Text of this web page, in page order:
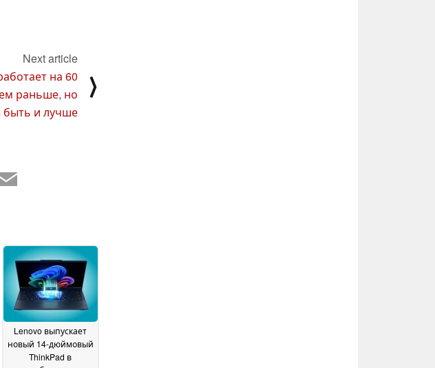
Next article
на 60
раньше, но
быть и лучше
⟩
Lenovo выпускает
новый 14-дюймовый
ThinkPad в